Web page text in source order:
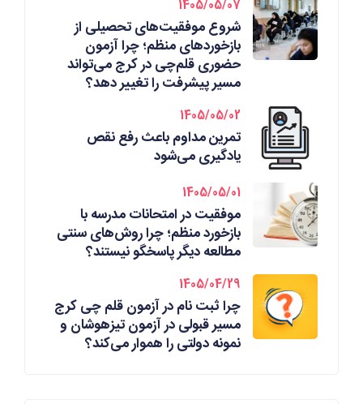
1405/05/07
شروع موفقیت‌های تحصیلی از
بازخوردهای منظم؛ چرا آزمون
حضوری قلم‌چی در کرج می‌تواند
مسیر پیشرفت را تغییر دهد؟
1405/05/02
تمرین مداوم باعث رفع نقص
یادگیری می‌شود
1405/05/01
موفقیت در امتحانات مدرسه با
بازخورد منظم؛ چرا روش‌های سنتی
مطالعه دیگر پاسخگو نیستند؟
1405/04/29
چرا ثبت نام در آزمون قلم چی کرج
مسیر قبولی در آزمون تیزهوشان و
نمونه دولتی را هموار می‌کند؟